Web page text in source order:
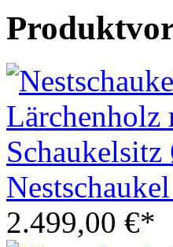
2.499,00 €*